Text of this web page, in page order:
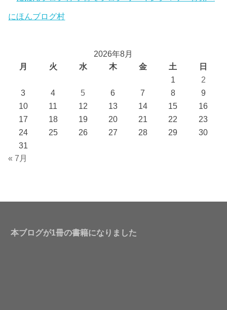
にほんブログ村
2026年8月
月
火 水 木 金 土
日
1
2
3
4 5 6 7 8
9
10
11 12 13 14 15
16
17
18 19 20 21 22
23
24
25 26 27 28 29
30
31
« 7月
本ブログが1冊の書籍になりました